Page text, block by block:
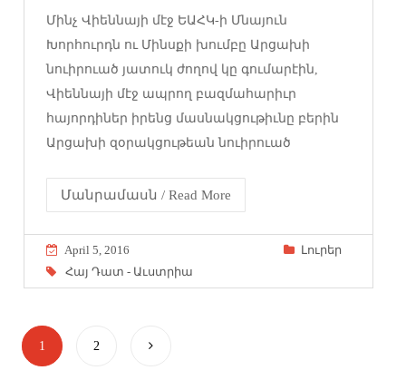
Մինչ Վիեննայի մէջ ԵԱՀԿ-ի Մնայուն
Խորհուրդն ու Մինսքի խումբը Արցախի
նուիրուած յատուկ ժողով կը գումարէին,
Վիեննայի մէջ ապրող բազմահարիւր
հայորդիներ իրենց մասնակցութիւնը բերին
Արցախի զօրակցութեան նուիրուած
Մանրամասն / Read More
April 5, 2016
Լուրեր
Հայ Դատ - Աւստրիա
1 2